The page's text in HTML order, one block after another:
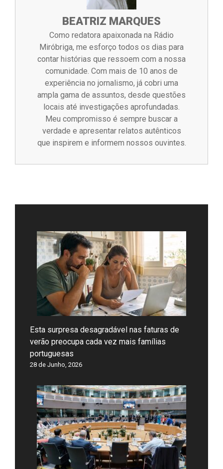
BEATRIZ MARQUES
Como redatora apaixonada na Rádio
Miróbriga, me esforço todos os dias para
contar histórias que ressoem com a nossa
comunidade. Com mais de 10 anos de
experiência no jornalismo, já cobri uma
ampla gama de assuntos, desde questões
locais até investigações aprofundadas.
Meu compromisso é sempre buscar a
verdade e apresentar relatos autênticos
que inspirem e informem nossos ouvintes.
Esta surpresa desagradável nas faturas de
verão preocupa cada vez mais famílias
portuguesas
28 de Junho, 2026